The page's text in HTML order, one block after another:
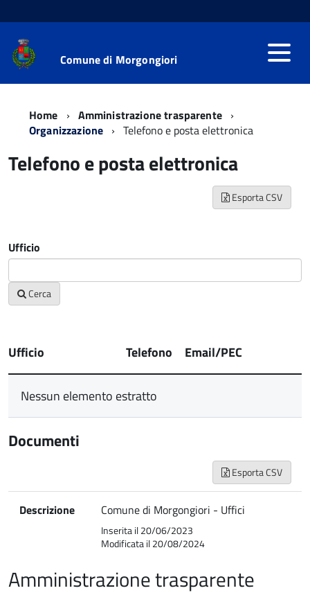
Comune di Morgongiori
Home
Amministrazione trasparente
Organizzazione
Telefono e posta elettronica
Telefono e posta elettronica
Esporta CSV
Ufficio
Cerca
Ufficio Telefono Email/PEC
Nessun elemento estratto
Documenti
Esporta CSV
Descrizione Comune di Morgongiori - Uffici
Inserita il 20/06/2023
Modificata il 20/08/2024
Amministrazione trasparente